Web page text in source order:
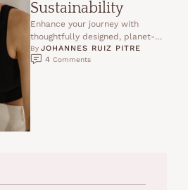
Sustainability
Enhance your journey with
thoughtfully designed, planet-
friendly essentials for the
conscious traveler.
By JOHANNES RUIZ PITRE
4 Comments